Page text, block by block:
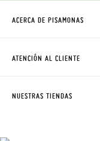
ACERCA DE PISAMONAS
CÓMO COMPRAR
ATENCIÓN AL CLIENTE
NUESTRAS TIENDAS